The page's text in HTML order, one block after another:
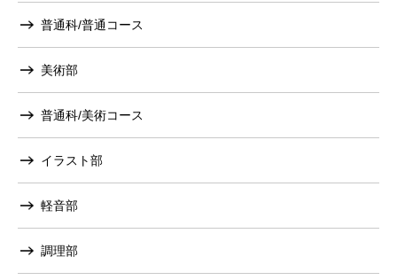
普通科/普通コース
美術部
普通科/美術コース
イラスト部
軽音部
調理部